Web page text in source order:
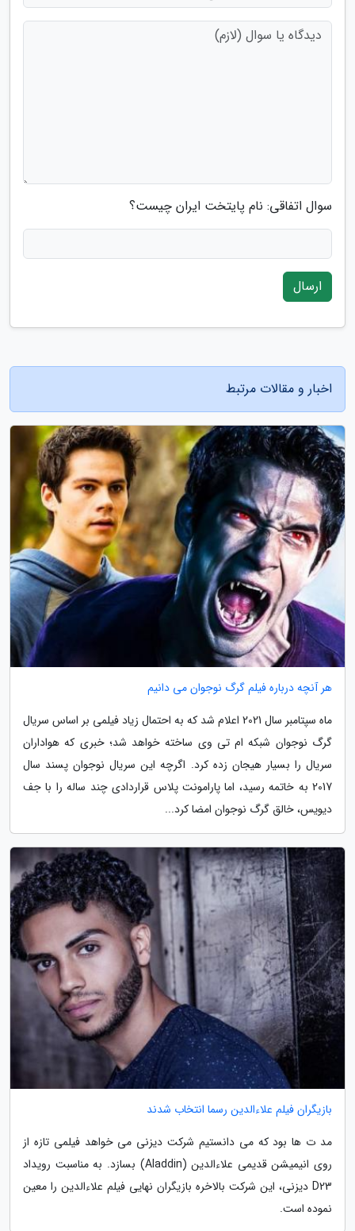
سوال اتفاقی: نام پایتخت ایران چیست؟
ارسال
اخبار و مقالات مرتبط
هر آنچه درباره فیلم گرگ نوجوان می دانیم
ماه سپتامبر سال 2021 اعلام شد که به احتمال زیاد فیلمی بر اساس سریال
گرگ نوجوان شبکه ام تی وی ساخته خواهد شد؛ خبری که هواداران
سریال را بسیار هیجان زده کرد. اگرچه این سریال نوجوان پسند سال
2017 به خاتمه رسید، اما پارامونت پلاس قراردادی چند ساله را با جف
دیویس، خالق گرگ نوجوان امضا کرد...
بازیگران فیلم علاءالدین رسما انتخاب شدند
مد ت ها بود که می دانستیم شرکت دیزنی می خواهد فیلمی تازه از
روی انیمیشن قدیمی علاءالدین (Aladdin) بسازد. به مناسبت رویداد
D23 دیزنی، این شرکت بالاخره بازیگران نهایی فیلم علاءالدین را معین
نموده است.